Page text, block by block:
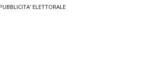
PUBBLICITA’ ELETTORALE